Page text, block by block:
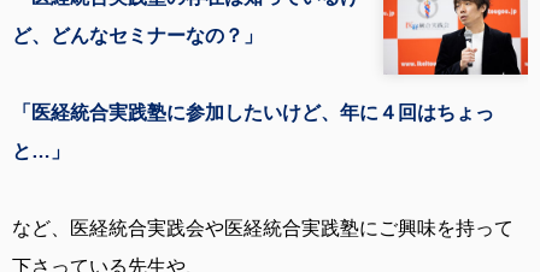
ど、どんなセミナーなの？」
「医経統合実践塾に参加したいけど、年に４回はちょっ
と…」
など、医経統合実践会や医経統合実践塾にご興味を持って
下さっている先生や、